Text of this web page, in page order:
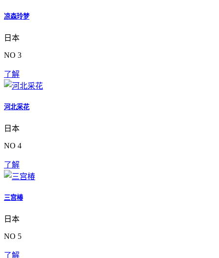
凉森玲梦
日本
NO 3
了解
河北采花
日本
NO 4
了解
三宫椿
日本
NO 5
了解